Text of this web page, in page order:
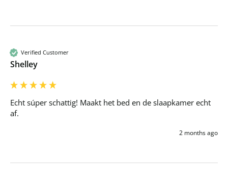
Verified Customer
Shelley
Echt súper schattig! Maakt het bed en de slaapkamer echt
af.
2 months ago